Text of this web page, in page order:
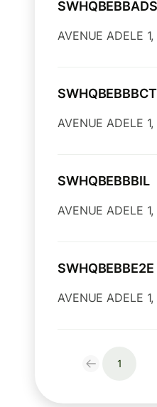
SWHQBEBBADS
AVENUE ADELE
SWHQBEBBBCT
AVENUE ADELE
SWHQBEBBBIL
AVENUE ADELE
SWHQBEBBE2E
AVENUE ADELE
1